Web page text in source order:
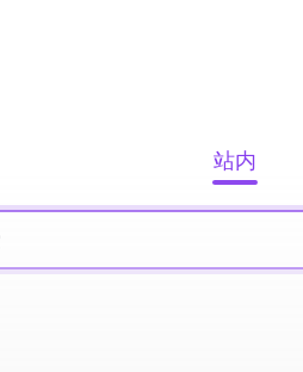
站内